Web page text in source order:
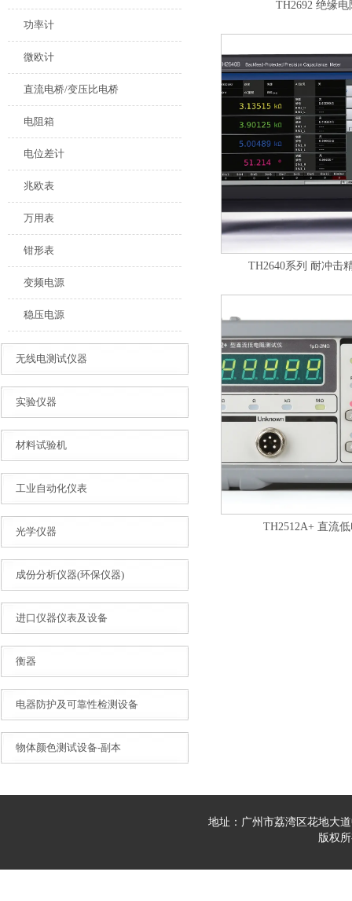
功率计
微欧计
直流电桥/变压比电桥
电阻箱
电位差计
兆欧表
万用表
钳形表
变频电源
稳压电源
无线电测试仪器
实验仪器
材料试验机
工业自动化仪表
光学仪器
成份分析仪器(环保仪器)
进口仪器仪表及设备
衡器
电器防护及可靠性检测设备
物体颜色测试设备-副本
TH2692 绝缘
TH2640系列 耐冲击
TH2512A+ 直流
地址：广州市荔湾区花地大
版权